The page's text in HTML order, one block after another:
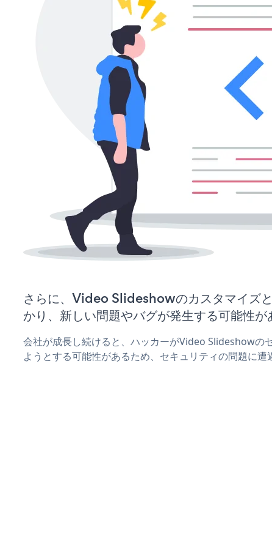
さらに、Video Slideshowのカスタマイズ
かり、新しい問題やバグが発生する可能性が
会社が成長し続けると、ハッカーがVideo Slideshowの
ようとする可能性があるため、セキュリティの問題に遭